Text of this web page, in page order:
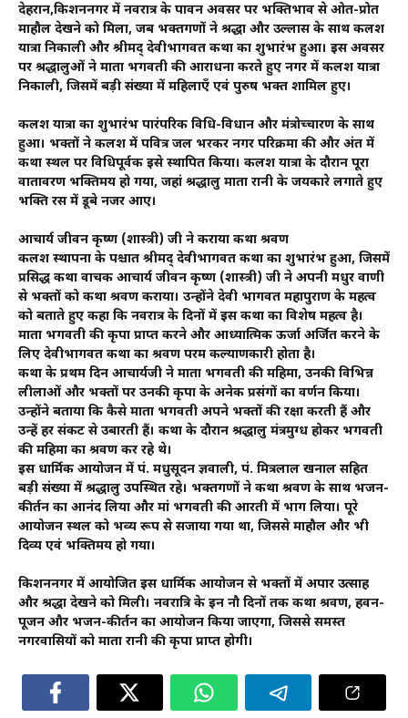
देहरादून,किशननगर में नवरात्र के पावन अवसर पर भक्तिभाव से ओत-प्रोत
माहौल देखने को मिला, जब भक्तगणों ने श्रद्धा और उल्लास के साथ कलश
यात्रा निकाली और श्रीमद् देवीभागवत कथा का शुभारंभ हुआ। इस अवसर
पर श्रद्धालुओं ने माता भगवती की आराधना करते हुए नगर में कलश यात्रा
निकाली, जिसमें बड़ी संख्या में महिलाएँ एवं पुरुष भक्त शामिल हुए।
कलश यात्रा का शुभारंभ पारंपरिक विधि-विधान और मंत्रोच्चारण के साथ
हुआ। भक्तों ने कलश में पवित्र जल भरकर नगर परिक्रमा की और अंत में
कथा स्थल पर विधिपूर्वक इसे स्थापित किया। कलश यात्रा के दौरान पूरा
वातावरण भक्तिमय हो गया, जहां श्रद्धालु माता रानी के जयकारे लगाते हुए
भक्ति रस में डूबे नजर आए।
आचार्य जीवन कृष्ण (शास्त्री) जी ने कराया कथा श्रवण
कलश स्थापना के पश्चात श्रीमद् देवीभागवत कथा का शुभारंभ हुआ, जिसमें
प्रसिद्ध कथा वाचक आचार्य जीवन कृष्ण (शास्त्री) जी ने अपनी मधुर वाणी
से भक्तों को कथा श्रवण कराया। उन्होंने देवी भागवत महापुराण के महत्व
को बताते हुए कहा कि नवरात्र के दिनों में इस कथा का विशेष महत्व है।
माता भगवती की कृपा प्राप्त करने और आध्यात्मिक ऊर्जा अर्जित करने के
लिए देवीभागवत कथा का श्रवण परम कल्याणकारी होता है।
कथा के प्रथम दिन आचार्यजी ने माता भगवती की महिमा, उनकी विभिन्न
लीलाओं और भक्तों पर उनकी कृपा के अनेक प्रसंगों का वर्णन किया।
उन्होंने बताया कि कैसे माता भगवती अपने भक्तों की रक्षा करती हैं और
उन्हें हर संकट से उबारती हैं। कथा के दौरान श्रद्धालु मंत्रमुग्ध होकर भगवती
की महिमा का श्रवण कर रहे थे।
इस धार्मिक आयोजन में पं. मधुसूदन ज्ञवाली, पं. मित्रलाल खनाल सहित
बड़ी संख्या में श्रद्धालु उपस्थित रहे। भक्तगणों ने कथा श्रवण के साथ भजन-
कीर्तन का आनंद लिया और मां भगवती की आरती में भाग लिया। पूरे
आयोजन स्थल को भव्य रूप से सजाया गया था, जिससे माहौल और भी
दिव्य एवं भक्तिमय हो गया।
किशननगर में आयोजित इस धार्मिक आयोजन से भक्तों में अपार उत्साह
और श्रद्धा देखने को मिली। नवरात्रि के इन नौ दिनों तक कथा श्रवण, हवन-
पूजन और भजन-कीर्तन का आयोजन किया जाएगा, जिससे समस्त
नगरवासियों को माता रानी की कृपा प्राप्त होगी।